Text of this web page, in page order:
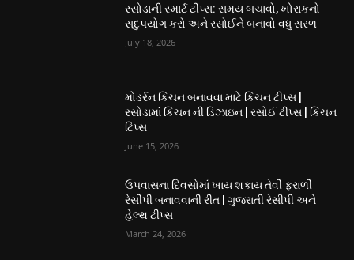
રસોડાની સ્માર્ટ ટીપ્સ: સમય બચાવો, ખોરાકનો
સદુપયોગ કરો અને રસોઈને બનાવો વધુ સરળ
July 18, 2026
મોડર્રન કિચન બનાવવા માટે કિચન ટીપ્સ |
રસોડામાં કિચન ની ડિઝાઇન | રસોઈ ટીપ્સ | કિચન
ટિપ્સ
June 15, 2026
ઉપવાસના દિવસોમાં ખાય શકાય તેવી ફરાળી
રેસીપી બનાવવાની રીત | ગુજરાતી રેસીપી અને
હેલ્થ ટીપ્સ
March 24, 2026